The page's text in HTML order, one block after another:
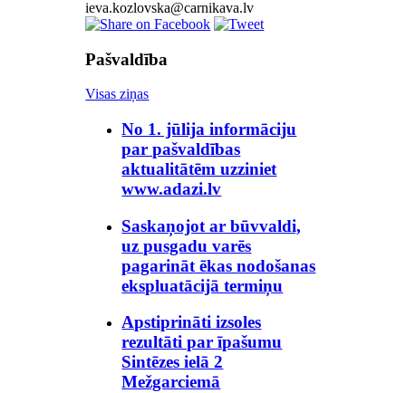
Pašvaldība
Visas ziņas
No 1. jūlija informāciju
par pašvaldības
aktualitātēm uzziniet
www.adazi.lv
Saskaņojot ar būvvaldi,
uz pusgadu varēs
pagarināt ēkas nodošanas
ekspluatācijā termiņu
Apstiprināti izsoles
rezultāti par īpašumu
Sintēzes ielā 2
Mežgarciemā